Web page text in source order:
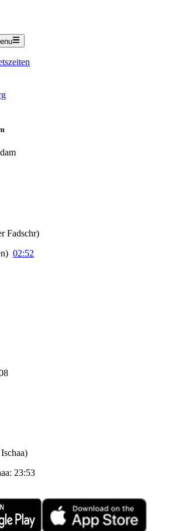
Fadschr)
) 02:52
)
: 23:53